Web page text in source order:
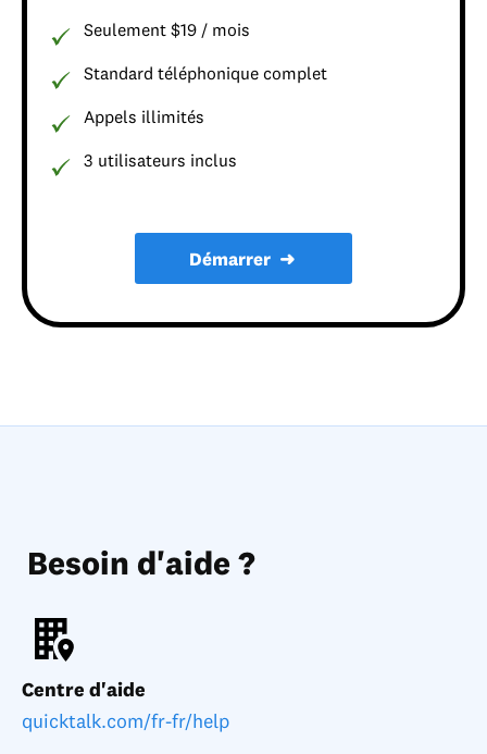
Seulement $19 / mois
Standard téléphonique complet
Appels illimités
3 utilisateurs inclus
Démarrer ➜
Besoin d'aide ?
Centre d'aide
quicktalk.com/fr-fr/help